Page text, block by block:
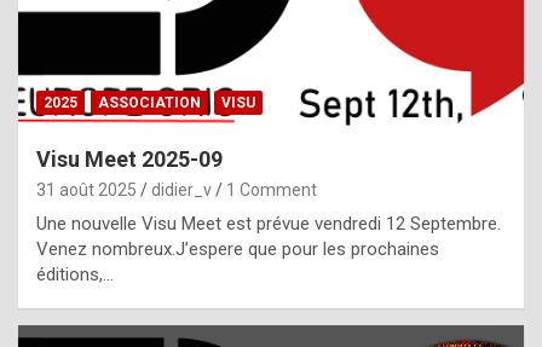
,
g
h
t
f
2025 ASSOCIATION VISU
Visu Meet 2025-09
31 août 2025 didier_v 1 Comment
Une nouvelle Visu Meet est prévue vendredi 12 Septembre.
Venez nombreux.J’espere que pour les prochaines
éditions,…